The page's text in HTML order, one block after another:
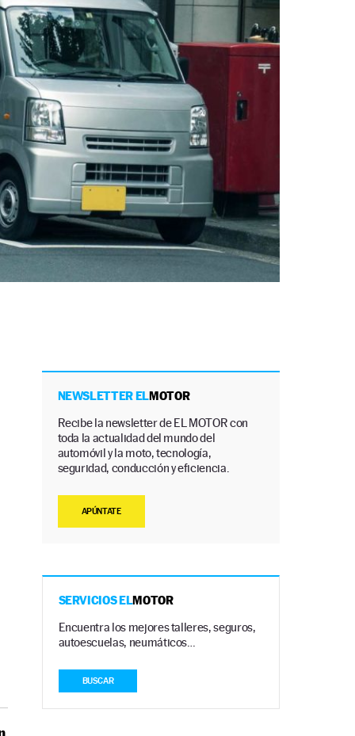
NEWSLETTER ELMOTOR
Recibe la newsletter de EL MOTOR con
toda la actualidad del mundo del
automóvil y la moto, tecnología,
seguridad, conducción y eficiencia.
APÚNTATE
SERVICIOS ELMOTOR
Encuentra los mejores talleres, seguros,
autoescuelas, neumáticos…
BUSCAR